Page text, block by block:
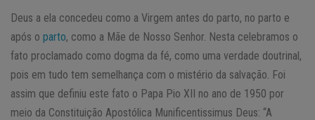
Deus a ela concedeu como a Virgem antes do parto, no parto e
após o parto, como a Mãe de Nosso Senhor. Nesta celebramos o
fato proclamado como dogma da fé, como uma verdade doutrinal,
pois em tudo tem semelhança com o mistério da salvação. Foi
assim que definiu este fato o Papa Pio XII no ano de 1950 por
meio da Constituição Apostólica Munificentissimus Deus: “A